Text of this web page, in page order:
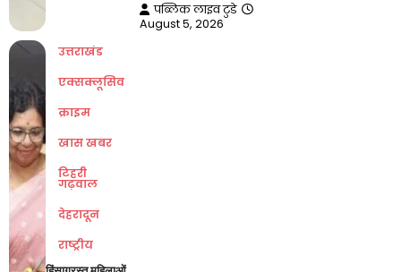
पब्लिक लाइव टुडे
August 5, 2026
उत्तराखंड
एक्सक्लूसिव
क्राइम
खास खबर
टिहरी
गढ़वाल
देहरादून
राष्ट्रीय